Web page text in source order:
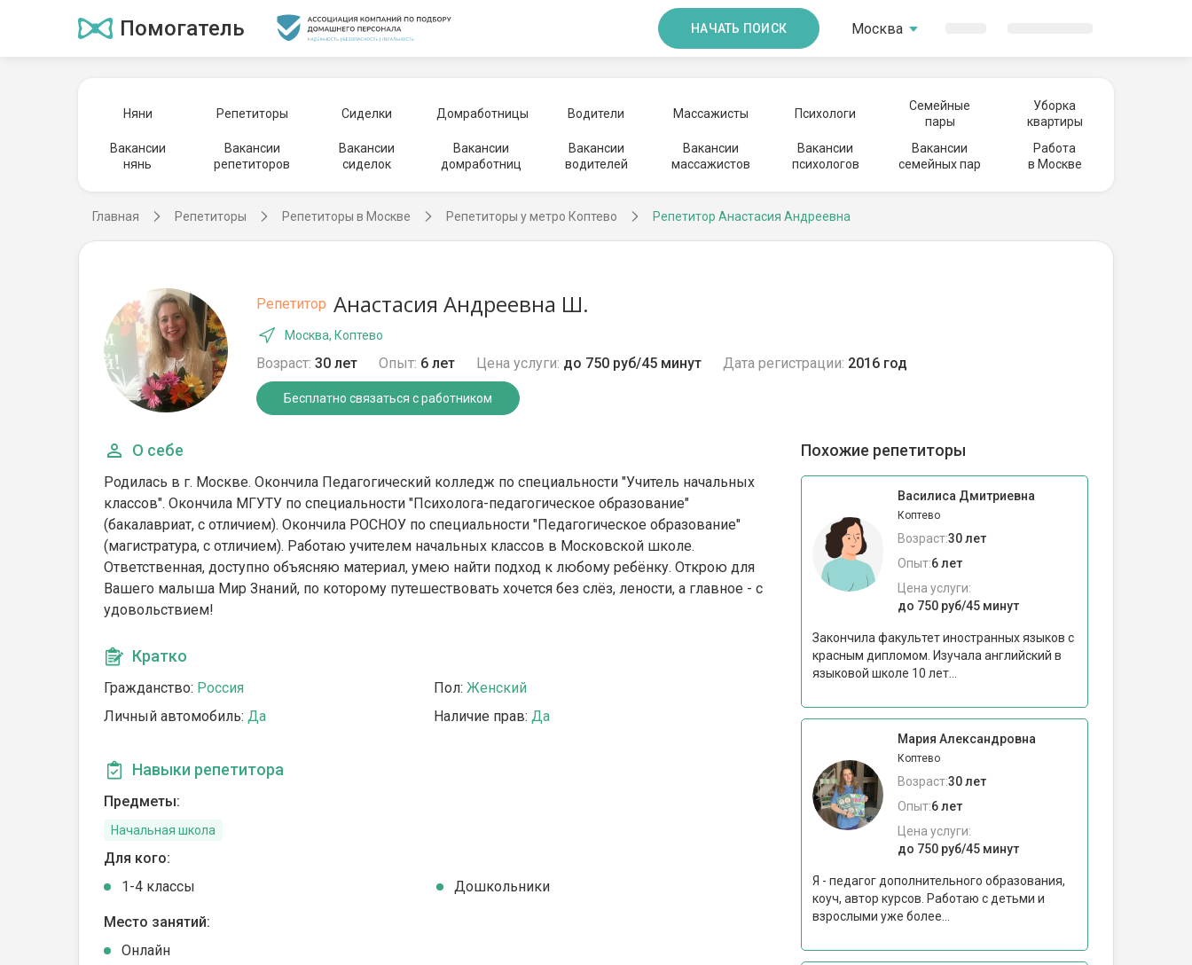
Помогатель НАЧАТЬ ПОИСК Москва
Няни Репетиторы Сиделки Домработницы Водители Массажисты Психологи
Семейные
пары
Уборка
квартиры
Вакансии
нянь
Вакансии
репетиторов
Вакансии
сиделок
Вакансии
домработниц
Вакансии
водителей
Вакансии
массажистов
Вакансии
психологов
Вакансии
семейных пар
Работа
в Москве
Главная Репетиторы Репетиторы в Москве Репетиторы у метро Коптево Репетитор Анастасия Андреевна
Репетитор Анастасия Андреевна Ш.
Москва, Коптево
Возраст: 30 лет Опыт: 6 лет Цена услуги: до 750 руб/45 минут Дата регистрации: 2016 год
Бесплатно связаться с работником
О себе
Родилась в г. Москве. Окончила Педагогический колледж по специальности "Учитель начальных
классов". Окончила МГУТУ по специальности "Психолога-педагогическое образование"
(бакалавриат, с отличием). Окончила РОСНОУ по специальности "Педагогическое образование"
(магистратура, с отличием). Работаю учителем начальных классов в Московской школе.
Ответственная, доступно объясняю материал, умею найти подход к любому ребёнку. Открою для
Вашего малыша Мир Знаний, по которому путешествовать хочется без слёз, лености, а главное - с
удовольствием!
Кратко
Гражданство: Россия Пол: Женский
Личный автомобиль: Да Наличие прав: Да
Навыки репетитора
Предметы:
Начальная школа
Для кого:
1-4 классы
Дошкольники
Место занятий:
Онлайн
Похожие репетиторы
Василиса Дмитриевна
Коптево
Возраст:30 лет
Опыт:6 лет
Цена услуги:
до 750 руб/45 минут
Закончила факультет иностранных языков с
красным дипломом. Изучала английский в
языковой школе 10 лет...
Мария Александровна
Коптево
Возраст:30 лет
Опыт:6 лет
Цена услуги:
до 750 руб/45 минут
Я - педагог дополнительного образования,
коуч, автор курсов. Работаю с детьми и
взрослыми уже более...